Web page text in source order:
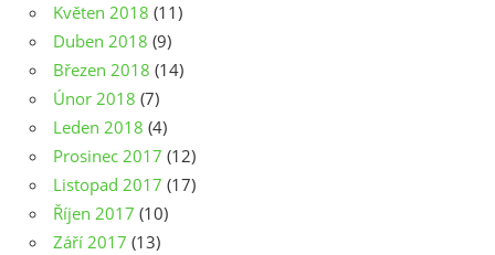
Květen 2018 (11)
Duben 2018 (9)
Březen 2018 (14)
Únor 2018 (7)
Leden 2018 (4)
Prosinec 2017 (12)
Listopad 2017 (17)
Říjen 2017 (10)
Září 2017 (13)